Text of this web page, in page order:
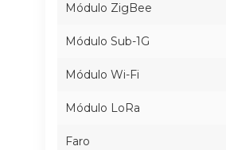
Módulo ZigBee
Módulo Sub-1G
Módulo Wi-Fi
Módulo LoRa
Faro